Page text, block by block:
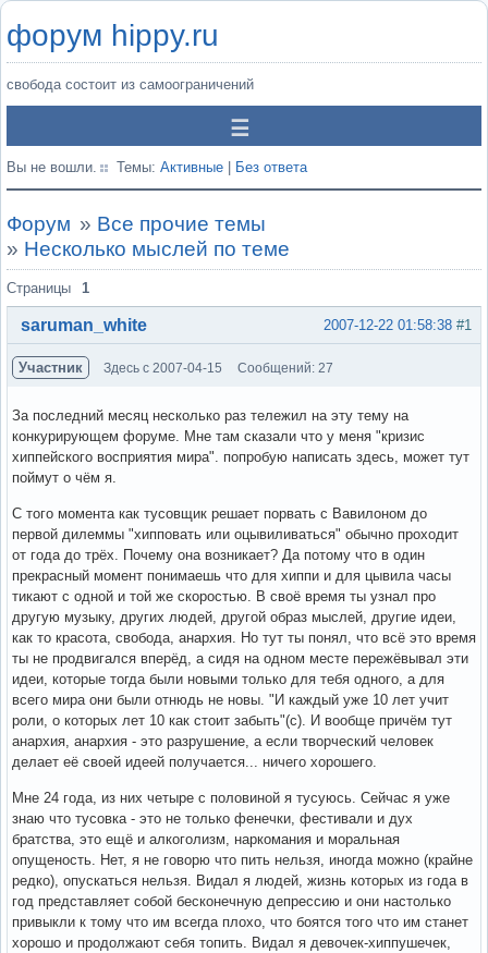
форум hippy.ru
свобода состоит из самоограничений
Вы не вошли. Темы: Активные Без ответа
Форум » Все прочие темы
» Несколько мыслей по теме
Страницы 1
#1
2007-12-22 01:58:38
saruman_white
Участник Здесь с 2007-04-15 Сообщений: 27
За последний месяц несколько раз тележил на эту тему на
конкурирующем форуме. Мне там сказали что у меня "кризис
хиппейского восприятия мира". попробую написать здесь, может тут
поймут о чём я.
С того момента как тусовщик решает порвать с Вавилоном до
первой дилеммы "хипповать или оцывиливаться" обычно проходит
от года до трёх. Почему она возникает? Да потому что в один
прекрасный момент понимаешь что для хиппи и для цывила часы
тикают с одной и той же скоростью. В своё время ты узнал про
другую музыку, других людей, другой образ мыслей, другие идеи,
как то красота, свобода, анархия. Но тут ты понял, что всё это время
ты не продвигался вперёд, а сидя на одном месте пережёвывал эти
идеи, которые тогда были новыми только для тебя одного, а для
всего мира они были отнюдь не новы. "И каждый уже 10 лет учит
роли, о которых лет 10 как стоит забыть"(c). И вообще причём тут
анархия, анархия - это разрушение, а если творческий человек
делает её своей идеей получается... ничего хорошего.
Мне 24 года, из них четыре с половиной я тусуюсь. Сейчас я уже
знаю что тусовка - это не только фенечки, фестивали и дух
братства, это ещё и алкоголизм, наркомания и моральная
опущеность. Нет, я не говорю что пить нельзя, иногда можно (крайне
редко), опускаться нельзя. Видал я людей, жизнь которых из года в
год представляет собой бесконечную депрессию и они настолько
привыкли к тому что им всегда плохо, что боятся того что им станет
хорошо и продолжают себя топить. Видал я девочек-хиппушечек,